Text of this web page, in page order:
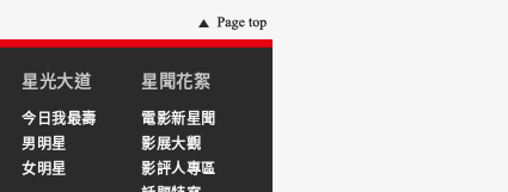
星光大道
今日我最壽
男明星
女明星
星聞花絮
電影新星聞
影展大觀
影評人專區